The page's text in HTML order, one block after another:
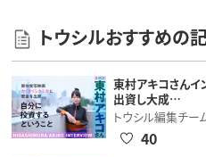
トウシルおすすめの
東村アキコさんイ
出資し大成…
トウシル編集チー
40